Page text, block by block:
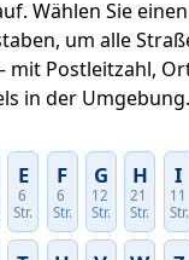
Wählen Sie einen
um alle
mit Postleitzahl,
in der Umgebung.
E
6
Str.
F
6
Str.
G
12
Str.
H
21
Str.
I
11
Str.